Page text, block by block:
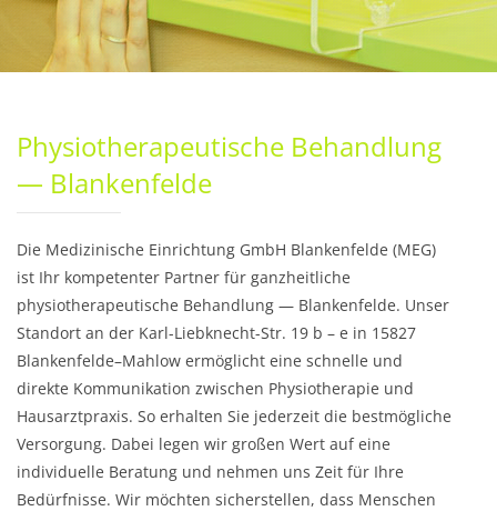
Physiotherapeutische Behandlung
— Blankenfelde
Die Medizinische Einrichtung GmbH Blankenfelde (MEG)
ist Ihr kompetenter Partner für ganzheitliche
physiotherapeutische Behandlung — Blankenfelde. Unser
Standort an der Karl-Liebknecht-Str. 19 b – e in 15827
Blankenfelde–Mahlow ermöglicht eine schnelle und
direkte Kommunikation zwischen Physiothe­rapie und
Hausarztpraxis. So erhalten Sie jederzeit die bestmögliche
Versorgung. Dabei legen wir großen Wert auf eine
individuelle Beratung und nehmen uns Zeit für Ihre
Bedürfnisse. Wir möchten sicherstellen, dass Menschen